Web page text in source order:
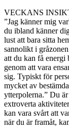
VECKANS
”Jag känner mig
du ibland känner
lust att bara sitta
sannolikt i
att du kan få energi
genom att vara
sig. Typiskt för
mycket av
ytterpolerna.” Du är
extroverta
kan vara svårt att
när du är framåt,